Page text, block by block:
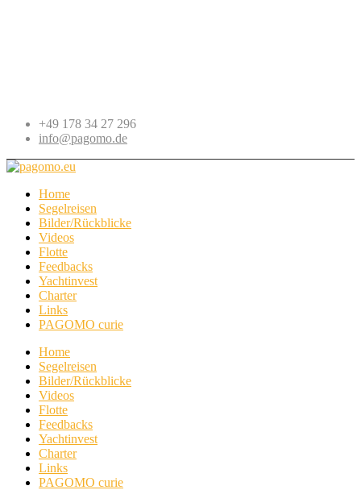
+49 178 34 27 296
info@pagomo.de
Home
Segelreisen
Bilder/Rückblicke
Videos
Flotte
Feedbacks
Yachtinvest
Charter
Links
PAGOMO curie
Home
Segelreisen
Bilder/Rückblicke
Videos
Flotte
Feedbacks
Yachtinvest
Charter
Links
PAGOMO curie